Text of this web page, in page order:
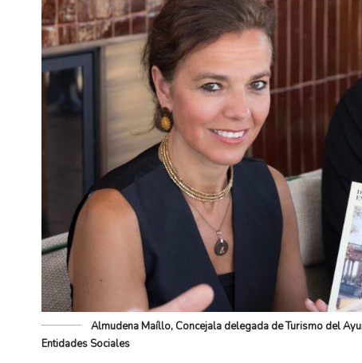
Almudena Maíllo, Concejala delegada de Turismo del
Entidades Sociales